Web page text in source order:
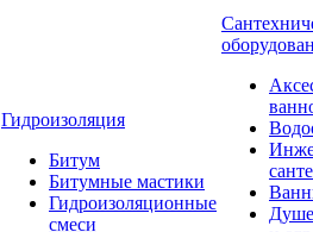
Гидроизоляция
Битум
Битумные мастики
Гидроизоляционные
смеси